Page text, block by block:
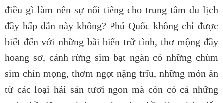
điều gì làm nên sự nổi tiếng cho trung tâm du lịch
đầy hấp dẫn này không? Phú Quốc không chỉ được
biết đến với những bãi biển trữ tình, thơ mộng đầy
hoang sơ, cánh rừng sim bạt ngàn có những chùm
sim chín mọng, thơm ngọt nặng trĩu, những món ăn
từ các loại hải sản tươi ngon mà còn có cả những